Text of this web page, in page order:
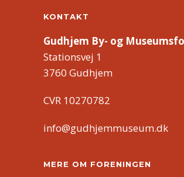
KONTAKT
Gudhjem By- og
Stationsvej 1
3760 Gudhjem
CVR 10270782
info@gudhjemmuseum.dk
MERE OM FORENINGEN